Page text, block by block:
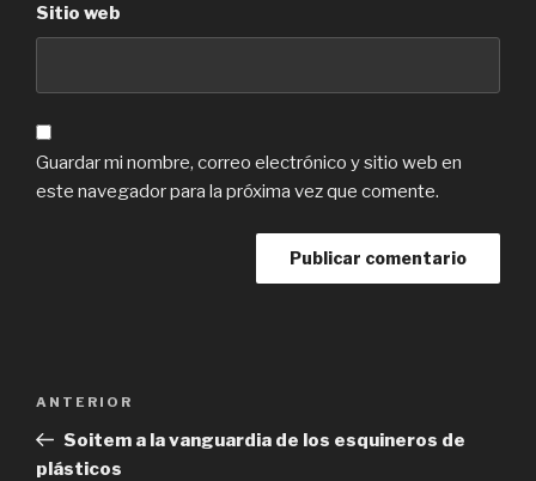
Sitio web
Guardar mi nombre, correo electrónico y sitio web en
este navegador para la próxima vez que comente.
entradas
Previous
Post
ANTERIOR
Soitem a la vanguardia de los esquineros de
plásticos